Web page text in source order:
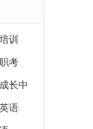
训
考
长中
语